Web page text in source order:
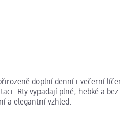
doplní denní i večerní
Rty vypadají plné, hebké a
a elegantní vzhled.